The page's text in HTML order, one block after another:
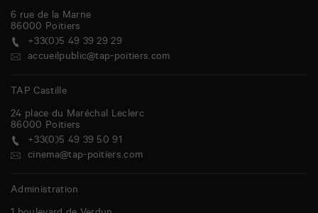
6 rue de la Marne
86000 Poitiers
+33(0)5 49 39 29 29
accueilpublic@tap-poitiers.com
TAP Castille
24 place du Maréchal Leclerc
86000 Poitiers
+33(0)5 49 39 50 91
cinema@tap-poitiers.com
Administration